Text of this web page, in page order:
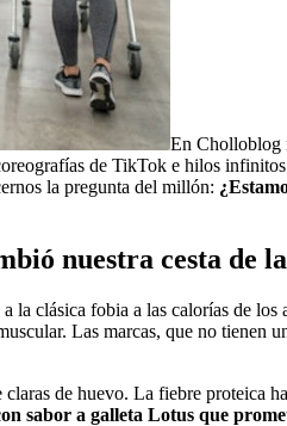
En Cholloblog
de TikTok e hilos
la pregunta del millón:
nuestra cesta de
la clásica fobia a las calorías de
Las marcas, que no tienen
de huevo. La fiebre proteica
sabor a galleta Lotus que